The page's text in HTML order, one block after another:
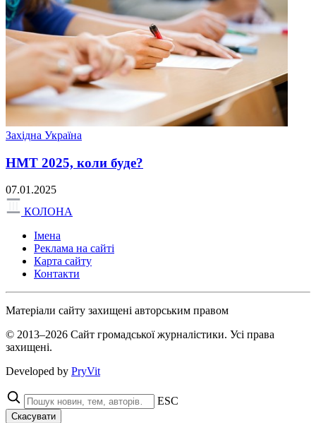
Західна Україна
НМТ 2025, коли буде?
07.01.2025
КОЛОНА
Імена
Реклама на сайті
Карта сайту
Контакти
Матеріали сайту захищені авторським правом
© 2013–2026 Сайт громадської журналістики. Усі права
захищені.
Developed by PryVit
ESC
Скасувати